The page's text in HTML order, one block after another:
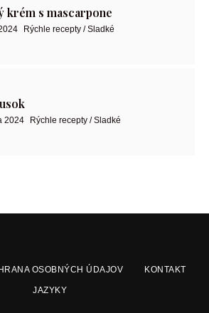
krém s mascarpone
Rýchle recepty / Sladké
2024 Rýchle recepty / Sladké
OSOBNÝCH ÚDAJOV KONTAKT
JAZYKY